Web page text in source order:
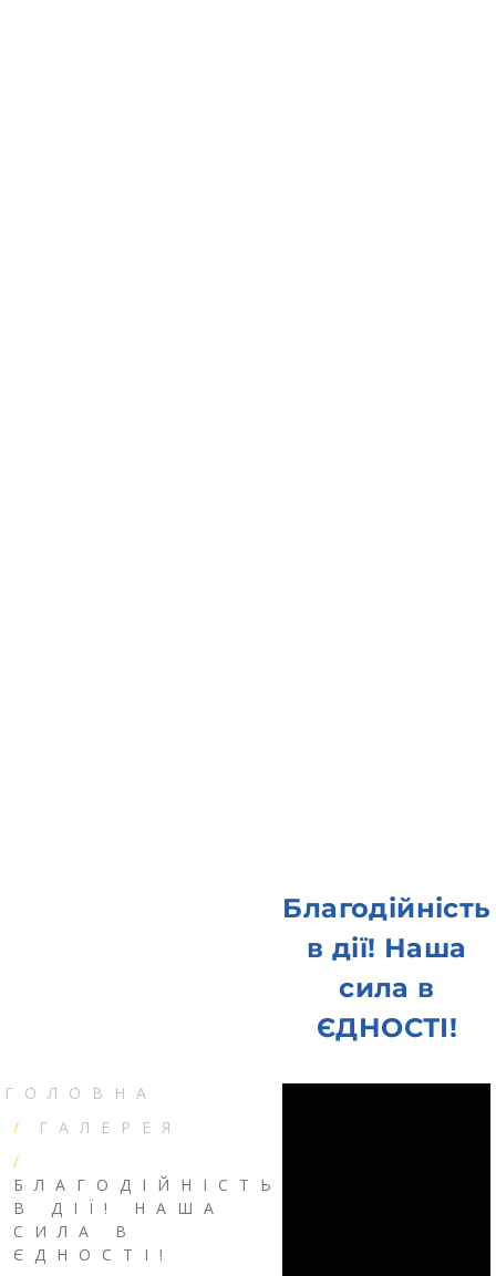
ГОЛОВНА
ГАЛЕРЕЯ
БЛАГОДІЙНІСТЬ
В ДІЇ! НАША
СИЛА В
ЄДНОСТІ!
Благодійність
в дії! Наша
сила в
ЄДНОСТІ!